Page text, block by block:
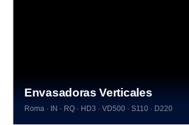
Envasadoras Verticales
Roma · IN · RQ · HD3 · VD500 · S110 · D220